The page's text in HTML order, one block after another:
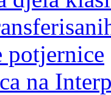
potjernice
na